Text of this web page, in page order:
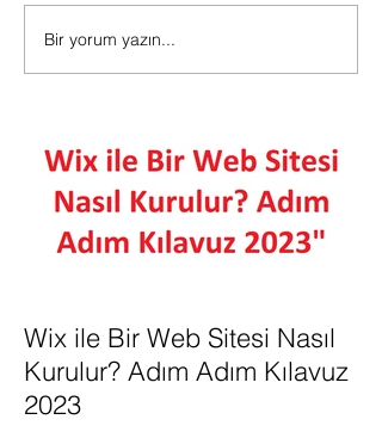
Bir yorum yazın...
Wix ile Bir Web Sitesi Nasıl
Kurulur? Adım Adım Kılavuz
2023